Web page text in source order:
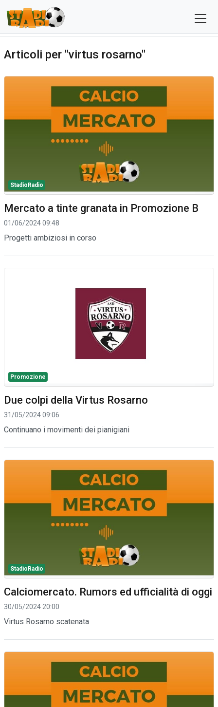
Articoli per "virtus rosarno"
StadioRadio
Mercato a tinte granata in Promozione B
01/06/2024 09:48
Progetti ambiziosi in corso
Promozione
Due colpi della Virtus Rosarno
31/05/2024 09:06
Continuano i movimenti dei pianigiani
StadioRadio
Calciomercato. Rumors ed ufficialità di oggi
30/05/2024 20:00
Virtus Rosarno scatenata